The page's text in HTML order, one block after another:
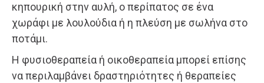
κηπουρική στην αυλή, ο περίπατος σε ένα
χωράφι με λουλούδια ή η πλεύση με σωλήνα στο
ποτάμι.
Η φυσιοθεραπεία ή οικοθεραπεία μπορεί επίσης
να περιλαμβάνει δραστηριότητες ή θεραπείες